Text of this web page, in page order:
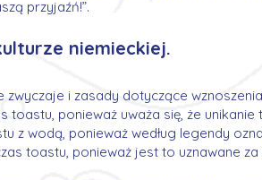
przyjaźń!”.
niemieckiej.
zwyczaje i zasady dotyczące
toastu, ponieważ uważa się, że
z wodą, ponieważ według legendy
toastu, ponieważ jest to uznawane